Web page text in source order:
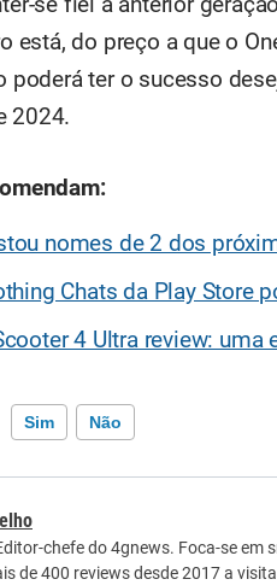
está, do preço a que o
poderá ter o sucesso
2024.
nomes de 2 dos
Chats da Play Store
4 Ultra review: uma
Sim Não
informação que procuro
chefe do 4gnews. Foca-se
de 400 reviews desde 2017 a